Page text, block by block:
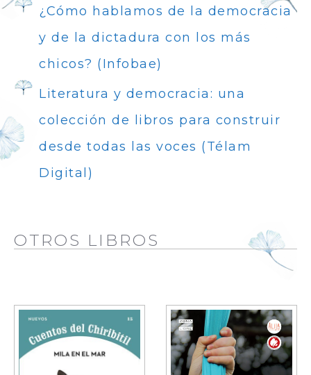
¿Cómo hablamos de la democracia
y de la dictadura con los más
chicos? (Infobae)
Literatura y democracia: una
colección de libros para construir
desde todas las voces (Télam
Digital)
OTROS LIBROS